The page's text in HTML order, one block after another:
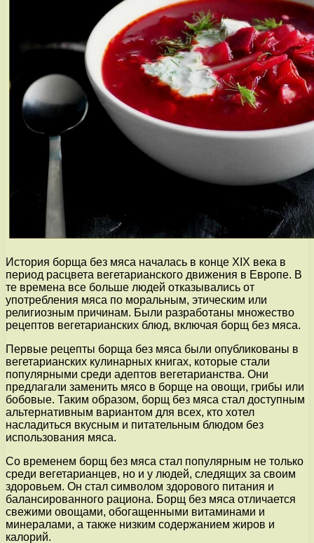
История борща без мяса началась в конце XIX века в
период расцвета вегетарианского движения в Европе. В
те времена все больше людей отказывались от
употребления мяса по моральным, этическим или
религиозным причинам. Были разработаны множество
рецептов вегетарианских блюд, включая борщ без мяса.
Первые рецепты борща без мяса были опубликованы в
вегетарианских кулинарных книгах, которые стали
популярными среди адептов вегетарианства. Они
предлагали заменить мясо в борще на овощи, грибы или
бобовые. Таким образом, борщ без мяса стал доступным
альтернативным вариантом для всех, кто хотел
насладиться вкусным и питательным блюдом без
использования мяса.
Со временем борщ без мяса стал популярным не только
среди вегетарианцев, но и у людей, следящих за своим
здоровьем. Он стал символом здорового питания и
балансированного рациона. Борщ без мяса отличается
свежими овощами, обогащенными витаминами и
минералами, а также низким содержанием жиров и
калорий.